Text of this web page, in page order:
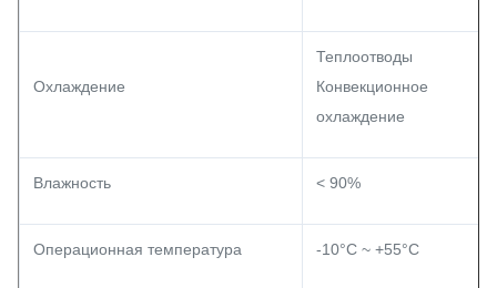
Охлаждение
Теплоотводы
Конвекционное
охлаждение
Влажность < 90%
Операционная температура -10°C ~ +55°C